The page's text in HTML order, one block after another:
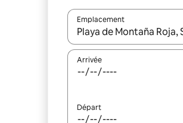
Emplacement
Quand les résultats sont
Arrivée
Départ